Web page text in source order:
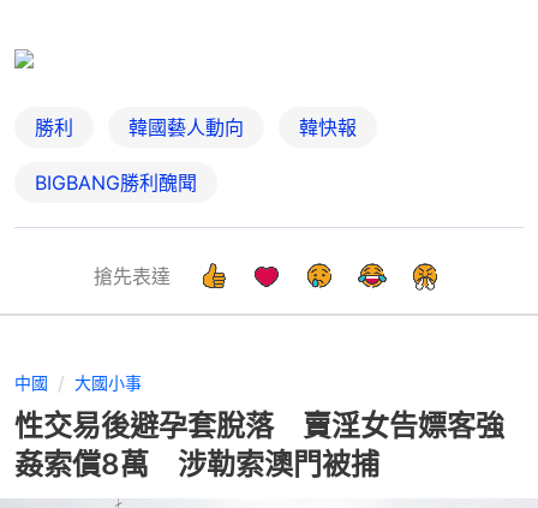
勝利 韓國藝人動向 韓快報
BIGBANG勝利醜聞
搶先表達
中國 大國小事
性交易後避孕套脫落 賣淫女告嫖客強
姦索償8萬 涉勒索澳門被捕